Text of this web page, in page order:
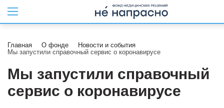
Главная О фонде
Новости и события
Мы запустили справочный сервис о коронавирусе
Мы запустили справочный
сервис о коронавирусе